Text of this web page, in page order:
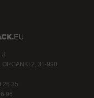
ORGANKI 2, 31-990
26 35
96